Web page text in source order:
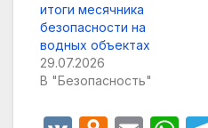
итоги месячника
безопасности на
водных объектах
29.07.2026
В "Безопасность"